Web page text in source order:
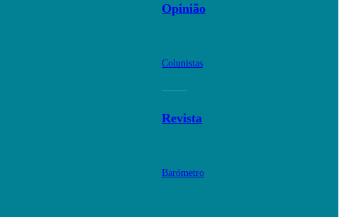
Opinião
Colunistas
Revista
Barómetro